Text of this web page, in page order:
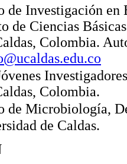
de Investigación
de Ciencias
Colombia.
Colombia.
de Microbiología,
de Caldas.